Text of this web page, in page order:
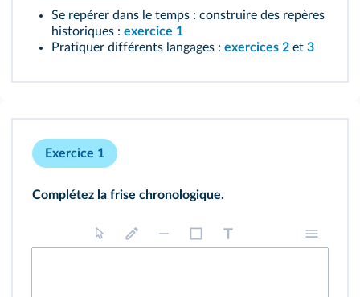
Se repérer dans le temps : construire des repères
historiques : exercice 1
Pratiquer différents langages : exercices 2 et 3
Exercice 1
Complétez la frise chronologique.